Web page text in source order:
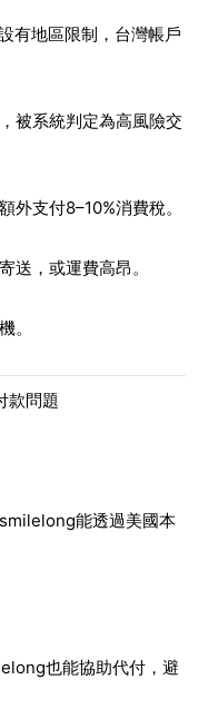
有地區限制，台灣帳戶
被系統判定為高風險交
外支付8–10%消費稅。
送，或運費高昂。
。
款問題
能透過美國本
也能協助代付，避